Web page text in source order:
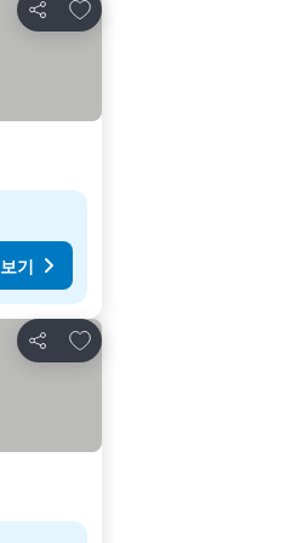
공유
즐겨찾기에 추가
기
공유
즐겨찾기에 추가